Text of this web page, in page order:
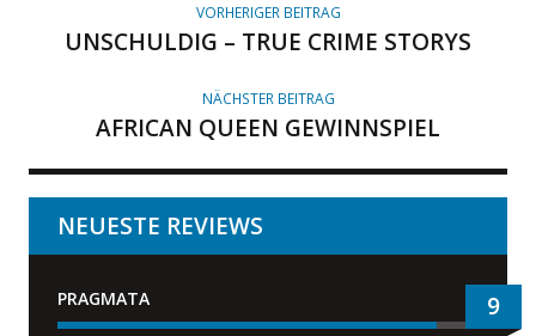
VORHERIGER BEITRAG
UNSCHULDIG – TRUE CRIME STORYS
NÄCHSTER BEITRAG
AFRICAN QUEEN GEWINNSPIEL
NEUESTE REVIEWS
PRAGMATA 9